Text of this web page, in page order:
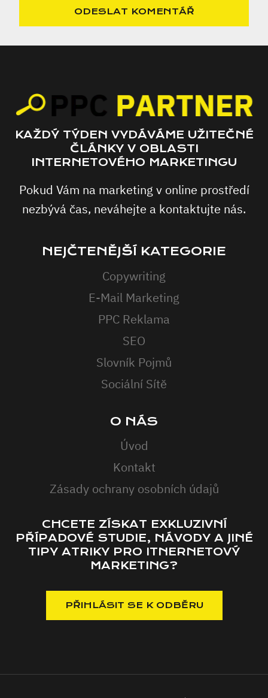
KAŽDÝ TÝDEN VYDÁVÁME UŽITEČNÉ
ČLÁNKY V OBLASTI
INTERNETOVÉHO MARKETINGU
Pokud Vám na marketing v online prostředí
nezbývá čas, neváhejte a kontaktujte nás.
NEJČTENĚJŠÍ KATEGORIE
Copywriting
E-Mail Marketing
PPC Reklama
SEO
Slovník Pojmů
Sociální Sítě
O NÁS
Úvod
Kontakt
Zásady ochrany osobních údajů
CHCETE ZÍSKAT EXKLUZIVNÍ
PŘÍPADOVÉ STUDIE, NÁVODY A JINÉ
TIPY ATRIKY PRO ITNERNETOVÝ
MARKETING?